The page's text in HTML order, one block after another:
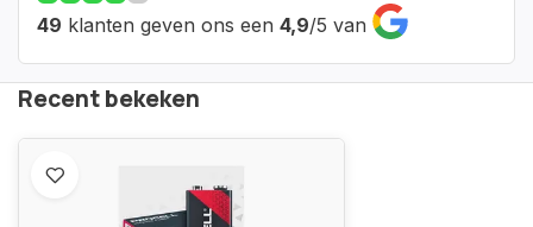
49 klanten geven ons een 4,9/5 van
Recent bekeken